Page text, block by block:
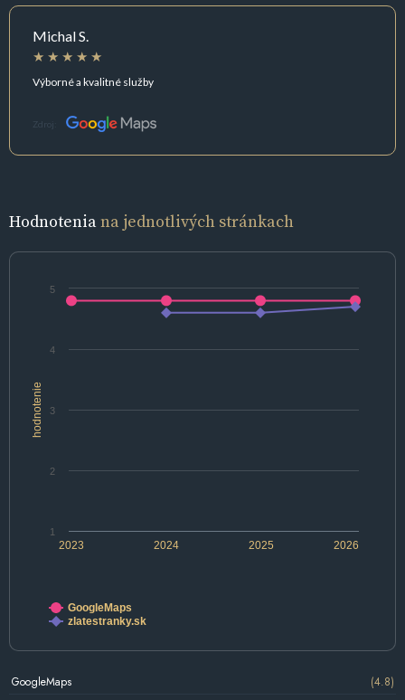
Michal S.
Výborné a kvalitné služby
Zdroj:
Hodnoteniana jednotlivých stránkach
hodnotenie
2024 2026
2023 2025
1
2
3
4
5
GoogleMaps
zlatestranky.sk
GoogleMaps
(4.8)